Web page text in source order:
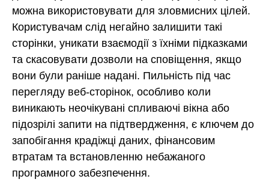
можна використовувати для зловмисних цілей.
Користувачам слід негайно залишити такі
сторінки, уникати взаємодії з їхніми підказками
та скасовувати дозволи на сповіщення, якщо
вони були раніше надані. Пильність під час
перегляду веб-сторінок, особливо коли
виникають неочікувані спливаючі вікна або
підозрілі запити на підтвердження, є ключем до
запобігання крадіжці даних, фінансовим
втратам та встановленню небажаного
програмного забезпечення.